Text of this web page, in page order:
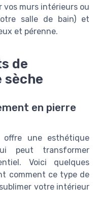
vos murs intérieurs ou
salle de bain) et
et pérenne.
de
sèche
en pierre
offre une esthétique
peut transformer
Voici quelques
comment ce type de
votre intérieur